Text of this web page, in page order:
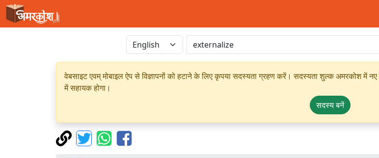
वेबसाइट एवम् मोबाइल ऐप से विज्ञापनों को हटाने के लिए कृपया सदस्यता ग्रहण करें। सदस्यता शुल्क अमरकोश में नए
में सहायक होगा।
सदस्य बनें